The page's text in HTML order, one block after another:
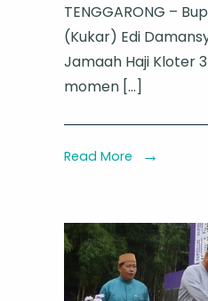
TENGGARONG –
(Kukar) Edi
Jamaah Haji Kloter
momen […]
Read More